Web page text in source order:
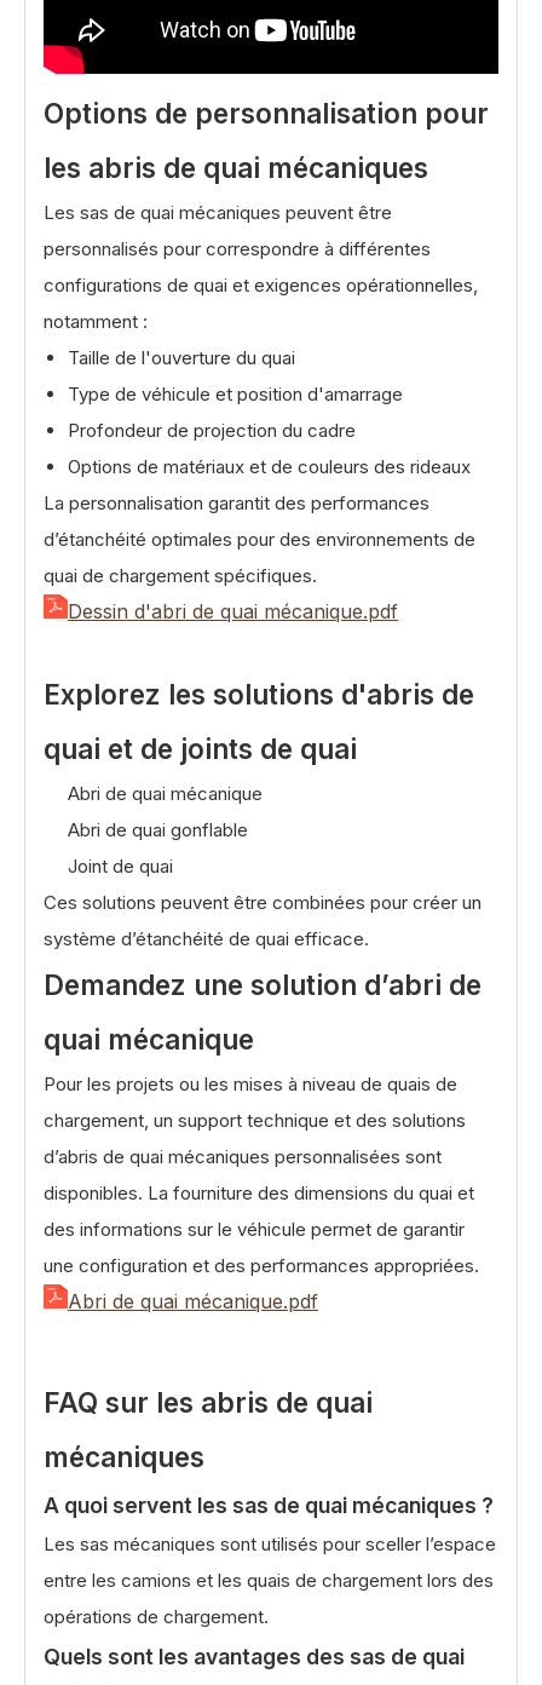
Options de personnalisation pour
les abris de quai mécaniques
Les sas de quai mécaniques peuvent être
personnalisés pour correspondre à différentes
configurations de quai et exigences opérationnelles,
notamment :
Taille de l'ouverture du quai
Type de véhicule et position d'amarrage
Profondeur de projection du cadre
Options de matériaux et de couleurs des rideaux
La personnalisation garantit des performances
d’étanchéité optimales pour des environnements de
quai de chargement spécifiques.
Dessin d'abri de quai mécanique.pdf
Explorez les solutions d'abris de
quai et de joints de quai
Abri de quai mécanique
Abri de quai gonflable
Joint de quai
Ces solutions peuvent être combinées pour créer un
système d’étanchéité de quai efficace.
Demandez une solution d’abri de
quai mécanique
Pour les projets ou les mises à niveau de quais de
chargement, un support technique et des solutions
d’abris de quai mécaniques personnalisées sont
disponibles. La fourniture des dimensions du quai et
des informations sur le véhicule permet de garantir
une configuration et des performances appropriées.
Abri de quai mécanique.pdf
FAQ sur les abris de quai
mécaniques
A quoi servent les sas de quai mécaniques ?
Les sas mécaniques sont utilisés pour sceller l’espace
entre les camions et les quais de chargement lors des
opérations de chargement.
Quels sont les avantages des sas de quai